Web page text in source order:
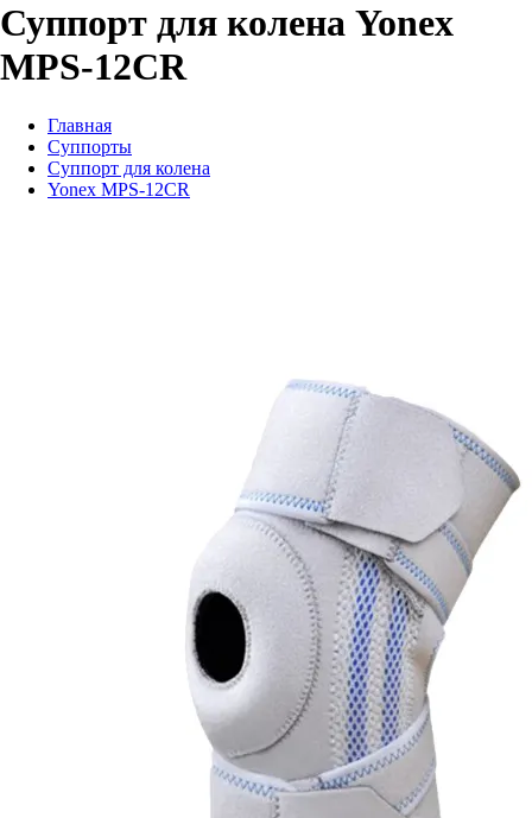
Суппорт для колена Yonex
MPS-12CR
Главная
Суппорты
Суппорт для колена
Yonex MPS-12CR